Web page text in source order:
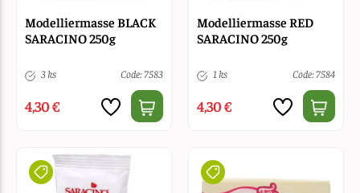
Modelliermasse BLACK
SARACINO 250g
3 ks Code: 7583
4,30 €
Modelliermasse RED
SARACINO 250g
1 ks Code: 7584
4,30 €